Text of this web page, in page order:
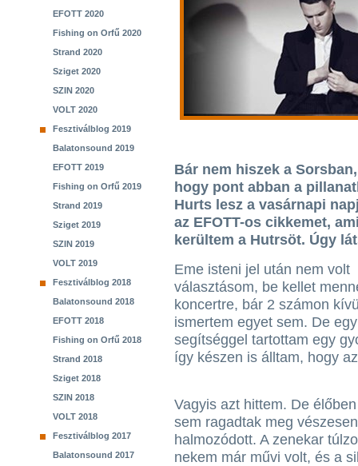
EFOTT 2020
Fishing on Orfű 2020
Strand 2020
Sziget 2020
SZIN 2020
VOLT 2020
Fesztiválblog 2019
Balatonsound 2019
EFOTT 2019
Fishing on Orfű 2019
Strand 2019
Sziget 2019
SZIN 2019
VOLT 2019
Fesztiválblog 2018
Balatonsound 2018
EFOTT 2018
Fishing on Orfű 2018
Strand 2018
Sziget 2018
SZIN 2018
VOLT 2018
Fesztiválblog 2017
Balatonsound 2017
Bár nem hiszek a
hogy pont abban a
Hurts lesz a vasárnapi
az EFOTT-os cikkemet,
kerültem a Hutrsöt. Úgy
Eme isteni jel után nem volt
választásom, be kellet
koncertre, bár 2 számon
ismertem egyet sem. De
segítséggel tartottam egy
így készen is álltam, hogy
Vagyis azt hittem. De
sem ragadtak meg
halmozódott. A zenekar
nekem már művi volt, és a